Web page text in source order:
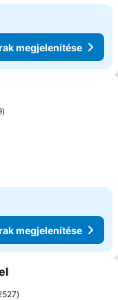
megjelenítése
a kedvencekhez
megjelenítése
a kedvencekhez